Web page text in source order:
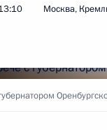
Москва,